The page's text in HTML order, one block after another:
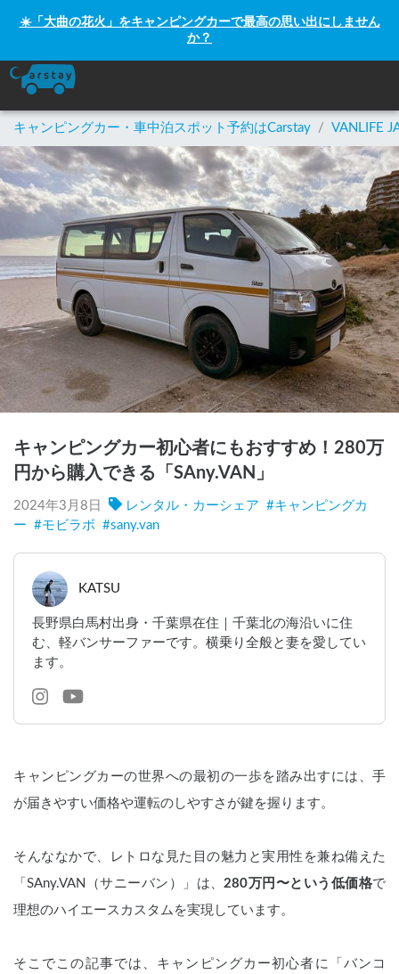
☀️「大曲の花火」をキャンピングカーで最高の思い出にしません
か？
キャンピングカー・車中泊スポット予約はCarstay / VANLIFE
キャンピングカー初心者にもおすすめ！280万
円から購入できる「SAny.VAN」
2024年3月8日 レンタル・カーシェア #キャンピングカ
ー #モビラボ #sany.van
KATSU
長野県白馬村出身・千葉県在住｜千葉北の海沿いに住
む、軽バンサーファーです。横乗り全般と妻を愛してい
ます。
キャンピングカーの世界への最初の一歩を踏み出すには、手
が届きやすい価格や運転のしやすさが鍵を握ります。
そんななかで、レトロな見た目の魅力と実用性を兼ね備えた
「SAny.VAN（サニーバン）」は、 280万円〜という低価格で
理想のハイエースカスタムを実現しています。
そこでこの記事では、キャンピングカー初心者に「バンコ